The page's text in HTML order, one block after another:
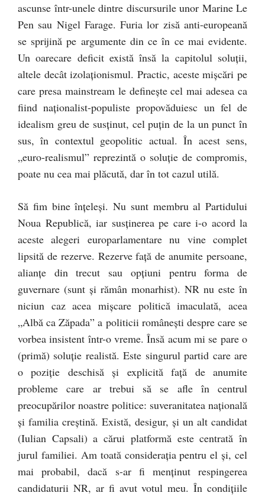
ascunse într-unele dintre discursurile unor Marine Le
Pen sau Nigel Farage. Furia lor zisă anti-europeană
se sprijină pe argumente din ce în ce mai evidente.
Un oarecare deficit există însă la capitolul soluții,
altele decât izolaționismul. Practic, aceste mișcări pe
care presa mainstream le definește cel mai adesea ca
fiind naționalist-populiste propovăduiesc un fel de
idealism greu de susținut, cel puțin de la un punct în
sus, în contextul geopolitic actual. În acest sens,
„euro-realismul” reprezintă o soluție de compromis,
poate nu cea mai plăcută, dar în tot cazul utilă.
Să fim bine înțeleși. Nu sunt membru al Partidului
Noua Republică, iar susținerea pe care i-o acord la
aceste alegeri europarlamentare nu vine complet
lipsită de rezerve. Rezerve față de anumite persoane,
alianțe din trecut sau opțiuni pentru forma de
guvernare (sunt și rămân monarhist). NR nu este în
niciun caz acea mișcare politică imaculată, acea
„Albă ca Zăpada” a politicii românești despre care se
vorbea insistent într-o vreme. Însă acum mi se pare o
(primă) soluție realistă. Este singurul partid care are
o poziție deschisă și explicită față de anumite
probleme care ar trebui să se afle în centrul
preocupărilor noastre politice: suveranitatea națională
și familia creștină. Există, desigur, și un alt candidat
(Iulian Capsali) a cărui platformă este centrată în
jurul familiei. Am toată considerația pentru el și, cel
mai probabil, dacă s-ar fi menținut respingerea
candidaturii NR, ar fi avut votul meu. În condițiile